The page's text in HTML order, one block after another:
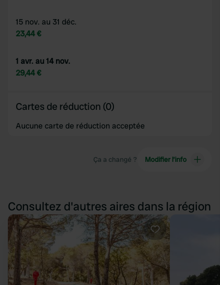
15 nov. au 31 déc.
23,44 €
1 avr. au 14 nov.
29,44 €
Cartes de réduction (0)
Aucune carte de réduction acceptée
Ça a changé ? Modifier l’info
Consultez d'autres aires dans la région
Préféré